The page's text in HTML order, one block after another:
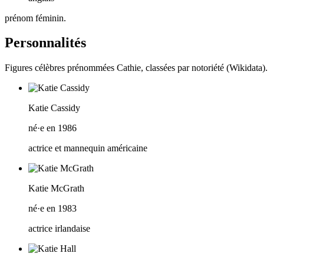
prénom féminin.
Personnalités
Figures célèbres prénommées Cathie, classées par notoriété (Wikidata).
Katie Cassidy
né·e en 1986
actrice et mannequin américaine
Katie McGrath
né·e en 1983
actrice irlandaise